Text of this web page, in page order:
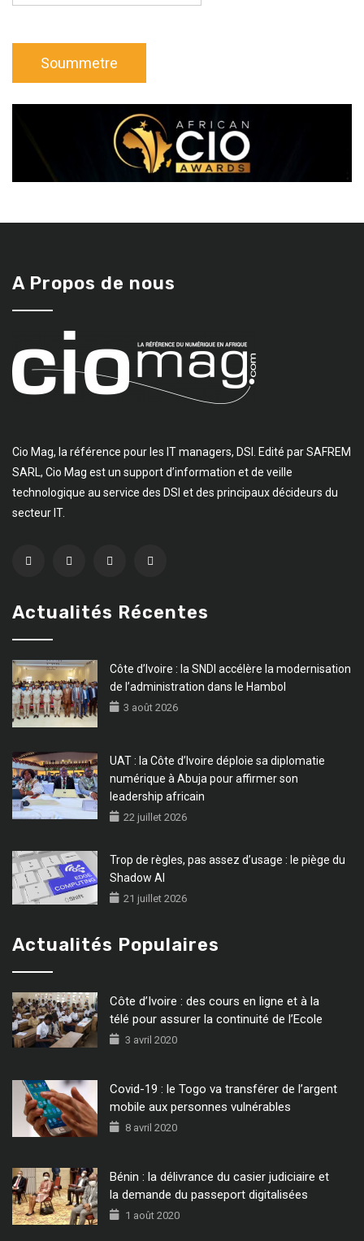
A Propos de nous
Cio Mag, la référence pour les IT managers, DSI. Edité par SAFREM
SARL, Cio Mag est un support d’information et de veille
technologique au service des DSI et des principaux décideurs du
secteur IT.
Actualités Récentes
Côte d’Ivoire : la SNDI accélère la modernisation
de l’administration dans le Hambol
3 août 2026
UAT : la Côte d’Ivoire déploie sa diplomatie
numérique à Abuja pour affirmer son
leadership africain
22 juillet 2026
Trop de règles, pas assez d’usage : le piège du
Shadow AI
21 juillet 2026
Actualités Populaires
Côte d’Ivoire : des cours en ligne et à la
télé pour assurer la continuité de l’Ecole
3 avril 2020
Covid-19 : le Togo va transférer de l’argent
mobile aux personnes vulnérables
8 avril 2020
Bénin : la délivrance du casier judiciaire et
la demande du passeport digitalisées
1 août 2020